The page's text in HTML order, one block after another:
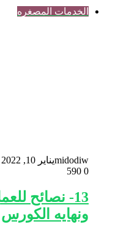
الخدمات المصغره
midodiwيناير 10, 2022
0
13- نصائح
ونهايه الكورس